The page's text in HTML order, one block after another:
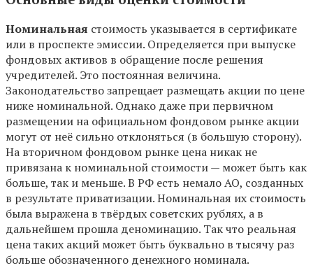
Номинальная стоимость указывается в сертификате
или в проспекте эмиссии. Определяется при выпуске
фондовых активов в обращение после решения
учредителей. Это постоянная величина.
Законодательство запрещает размещать акции по цене
ниже номинальной. Однако даже при первичном
размещении на официальном фондовом рынке акции
могут от неё сильно отклоняться (в большую сторону).
На вторичном фондовом рынке цена никак не
привязана к номинальной стоимости — может быть как
больше, так и меньше. В РФ есть немало АО, созданных
в результате приватизации. Номинальная их стоимость
была выражена в твёрдых советских рублях, а в
дальнейшем прошла деноминацию. Так что реальная
цена таких акций может быть буквально в тысячу раз
больше обозначенного денежного номинала.